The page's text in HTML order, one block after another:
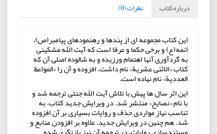
درباره کتاب نظرات (0)
این کتاب مجموعه ای از پندها و رهنمودهای پیامبر(ص)،
ائمه(ع) و برخی حکما و عرفا است که آیت اللّٰه مشکینی
به گردآوری آنها اهتمام ورزیده و به شالوده اصلی آن که
کتاب «الاثنی عشریة» نام داشت، افزوده و آن را «المواعظ
العددیة» نام نهاده است.
این اثر سال ها پیش با تلاش آیت اللّٰه جنتی ترجمه شد و
با نام «نصایح» منتشر شد. در ویرایش جدید کتاب، به
تناسب نیاز مواردی حذف و روایات بسیاری بر آن افزوده
شد. هم چنین در ویرایش جدید، علاوه بر افزودن منابع و